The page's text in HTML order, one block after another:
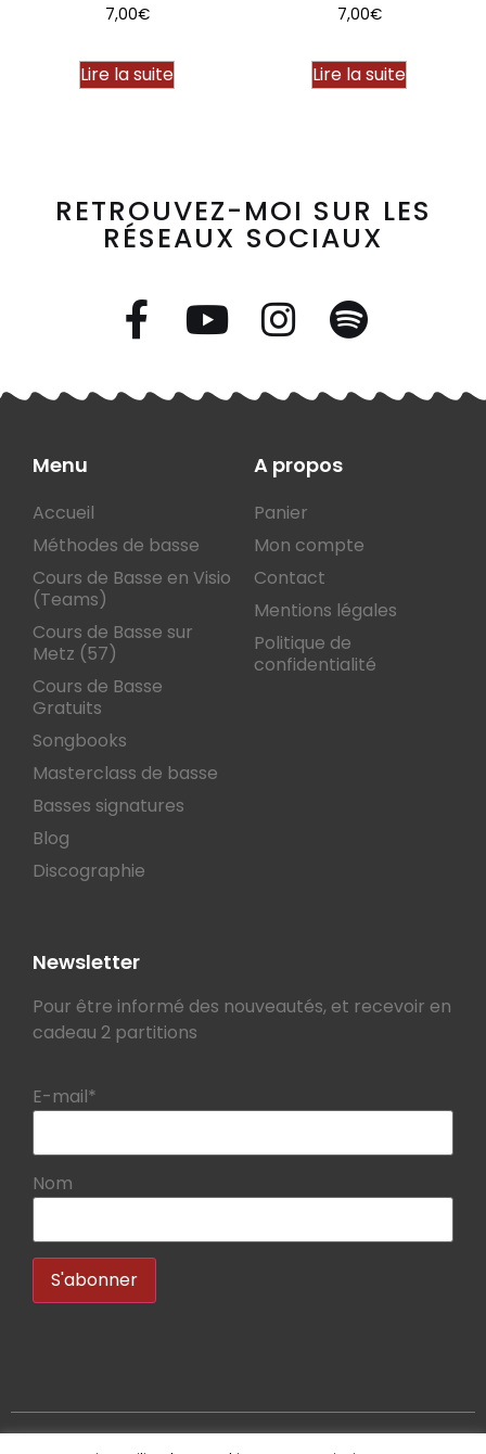
7,00€
Lire la suite
7,00€
Lire la suite
RETROUVEZ-MOI SUR LES
RÉSEAUX SOCIAUX
Menu
Accueil
Méthodes de basse
Cours de Basse en Visio
(Teams)
Cours de Basse sur
Metz (57)
Cours de Basse
Gratuits
Songbooks
Masterclass de basse
Basses signatures
Blog
Discographie
A propos
Panier
Mon compte
Contact
Mentions légales
Politique de
confidentialité
Newsletter
Pour être informé des nouveautés, et recevoir en
cadeau 2 partitions
E-mail*
Nom